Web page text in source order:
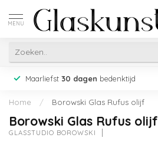
MENU
Maarliefst 30 dagen bedenktijd
Home / Borowski Glas Rufus olijf
Borowski Glas Rufus olijf
GLASSTUDIO BOROWSKI